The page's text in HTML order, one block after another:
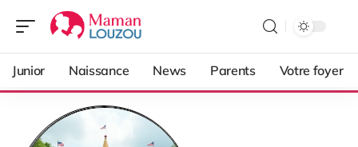
Junior Naissance News Parents Votre foyer